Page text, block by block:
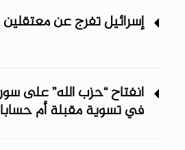
إسرائيل تفرج عن
انفتاح “حزب الله” على
في تسوية مقبلة أم